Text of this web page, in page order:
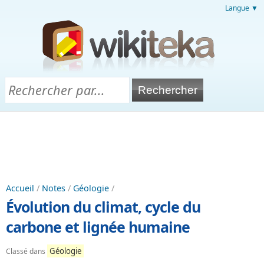
Langue ▼
Accueil / Notes / Géologie /
Évolution du climat, cycle du
carbone et lignée humaine
Classé dans Géologie